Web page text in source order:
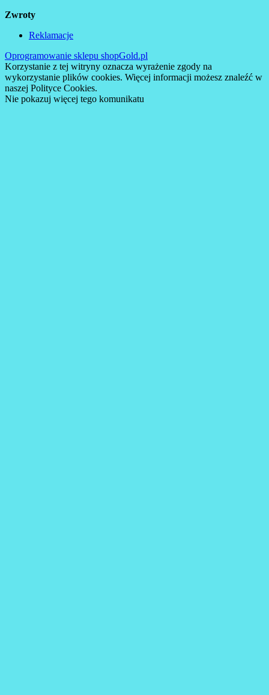
Zwroty
Reklamacje
Oprogramowanie sklepu shopGold.pl
Korzystanie z tej witryny oznacza wyrażenie zgody na
wykorzystanie plików cookies. Więcej informacji możesz znaleźć w
naszej Polityce Cookies.
Nie pokazuj więcej tego komunikatu